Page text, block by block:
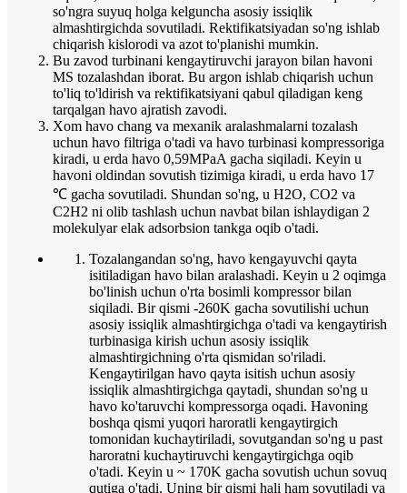
so'ngra suyuq holga kelguncha asosiy issiqlik
almashtirgichda sovutiladi. Rektifikatsiyadan so'ng ishlab
chiqarish kislorodi va azot to'planishi mumkin.
Bu zavod turbinani kengaytiruvchi jarayon bilan havoni
MS tozalashdan iborat. Bu argon ishlab chiqarish uchun
to'liq to'ldirish va rektifikatsiyani qabul qiladigan keng
tarqalgan havo ajratish zavodi.
Xom havo chang va mexanik aralashmalarni tozalash
uchun havo filtriga o'tadi va havo turbinasi kompressoriga
kiradi, u erda havo 0,59MPaA gacha siqiladi. Keyin u
havoni oldindan sovutish tizimiga kiradi, u erda havo 17
℃ gacha sovutiladi. Shundan so'ng, u H2O, CO2 va
C2H2 ni olib tashlash uchun navbat bilan ishlaydigan 2
molekulyar elak adsorbsion tankga oqib o'tadi.
Tozalangandan so'ng, havo kengayuvchi qayta
isitiladigan havo bilan aralashadi. Keyin u 2 oqimga
bo'linish uchun o'rta bosimli kompressor bilan
siqiladi. Bir qismi -260K gacha sovutilishi uchun
asosiy issiqlik almashtirgichga o'tadi va kengaytirish
turbinasiga kirish uchun asosiy issiqlik
almashtirgichning o'rta qismidan so'riladi.
Kengaytirilgan havo qayta isitish uchun asosiy
issiqlik almashtirgichga qaytadi, shundan so'ng u
havo ko'taruvchi kompressorga oqadi. Havoning
boshqa qismi yuqori haroratli kengaytirgich
tomonidan kuchaytiriladi, sovutgandan so'ng u past
haroratni kuchaytiruvchi kengaytirgichga oqib
o'tadi. Keyin u ~ 170K gacha sovutish uchun sovuq
qutiga o'tadi. Uning bir qismi hali ham sovutiladi va